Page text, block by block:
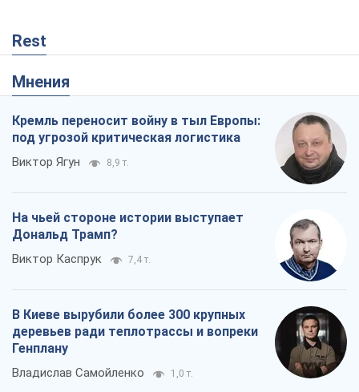
Rest
Мнения
Кремль переносит войну в тыл Европы:
под угрозой критическая логистика
Виктор Ягун 8,9 т.
На чьей стороне истории выступает
Дональд Трамп?
Виктор Каспрук 7,4 т.
В Киеве вырубили более 300 крупных
деревьев ради теплотрассы и вопреки
Генплану
Владислав Самойленко 1,0 т.